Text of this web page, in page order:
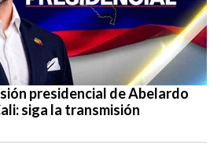
presidencial de Abelardo
siga la transmisión